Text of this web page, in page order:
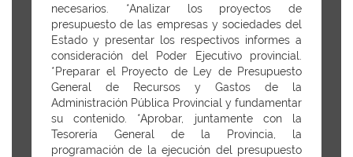
necesarios. *Analizar los proyectos de
presupuesto de las empresas y sociedades del
Estado y presentar los respectivos informes a
consideración del Poder Ejecutivo provincial.
*Preparar el Proyecto de Ley de Presupuesto
General de Recursos y Gastos de la
Administración Pública Provincial y fundamentar
su contenido. *Aprobar, juntamente con la
Tesorería General de la Provincia, la
programación de la ejecución del presupuesto